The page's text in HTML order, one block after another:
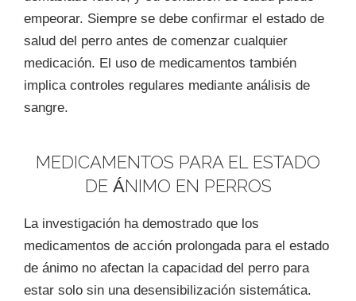
empeorar. Siempre se debe confirmar el estado de
salud del perro antes de comenzar cualquier
medicación. El uso de medicamentos también
implica controles regulares mediante análisis de
sangre.
MEDICAMENTOS PARA EL ESTADO
DE ÁNIMO EN PERROS
La investigación ha demostrado que los
medicamentos de acción prolongada para el estado
de ánimo no afectan la capacidad del perro para
estar solo sin una desensibilización sistemática.